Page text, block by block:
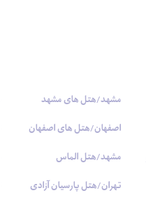
مشهد/هتل های مشهد
اصفهان/هتل های اصفهان
مشهد/هتل الماس
تهران/هتل پارسیان آزادی